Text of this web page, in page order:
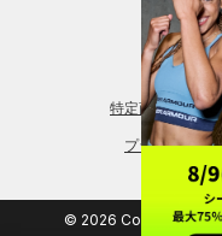
レギンス＆タイツ
特定商取引法に
プライバシー
© 2026 Copyright